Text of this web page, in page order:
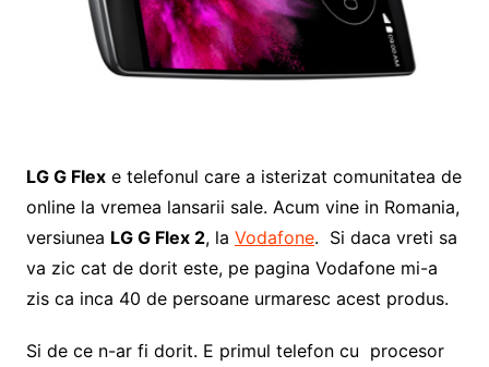
LG G Flexe telefonul care a isterizat comunitatea de
online la vremea lansarii sale. Acum vine in Romania,
versiunea LG G Flex 2, la Vodafone. Si daca vreti sa
va zic cat de dorit este, pe pagina Vodafone mi-a
zis ca inca 40 de persoane urmaresc acest produs.
Si de ce n-ar fi dorit. E primul telefon cu procesor